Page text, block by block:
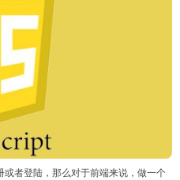
者登陆，那么对于前端来说，做一个